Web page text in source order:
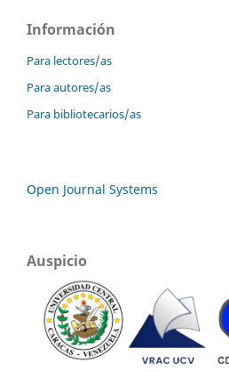
Información
Para lectores/as
Para autores/as
Para bibliotecarios/as
Open Journal Systems
Auspicio